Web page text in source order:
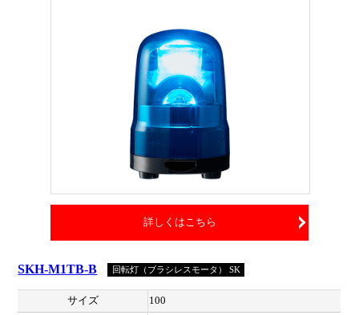
詳しくはこちら
SKH-M1TB-B 回転灯（ブラシレスモータ） SK
サイズ
100